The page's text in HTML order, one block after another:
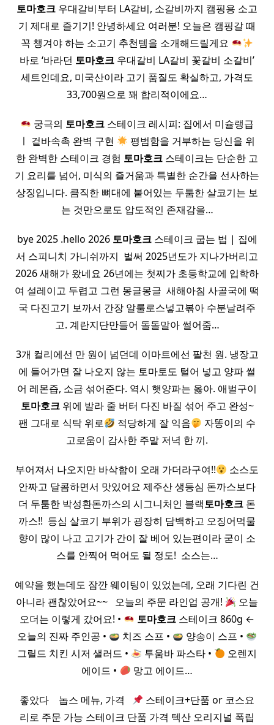
토마호크 우대갈비부터 LA갈비, 소갈비까지 캠핑용 소고
기 제대로 즐기기! 안녕하세요 여러분! 오늘은 캠핑갈 때
꼭 챙겨야 하는 소고기 추천템을 소개해드릴게요
바로 ‘바라던 토마호크 우대갈비 LA갈비 꽃갈비 소갈비’
세트인데요, 미국산이라 고기 품질도 확실하고, 가격도
33,700원으로 꽤 합리적이에요…
궁극의 토마호크 스테이크 레시피: 집에서 미슐랭급
ㅣ 겉바속촉 완벽 구현
평범함을 거부하는 당신을 위
한 완벽한 스테이크 경험 토마호크 스테이크는 단순한 고
기 요리를 넘어, 미식의 즐거움과 특별한 순간을 선사하는
상징입니다. 큼직한 뼈대에 붙어있는 두툼한 살코기는 보
는 것만으로도 압도적인 존재감을…
bye 2025 .hello 2026 토마호크스테이크 굽는 법 | 집에
서 스피니치 가니쉬까지 ​ 벌써 2025년도가 지나가버리고
2026 새해가 왔네요 26년에는 첫찌가 초등학교에 입학하
여 설레이고 두렵고 그런 몽글몽글 ​ 새해아침 사골국에 떡
국 다진고기 보까서 간장 알룰로스넣고볶아 수분날려주
고. 계란지단만들어 돌돌말아 썰어줌…
3개 컬리에선 만 원이 넘던데 이마트에선 팔천 원. 냉장고
에 들어가면 잘 나오지 않는 토마토도 털어 넣고 양파 썰
어 레몬즙, 소금 섞어준다. 역시 햇양파는 옳아. 애벌구이
토마호크위에 발라 줄 버터 다진 바질 섞어 주고 완성~
팬 그대로 식탁 위로
적당하게 잘 익음
자똥이의 수
고로움이 감사한 주말 저녁 한 끼.
부어져서 나오지만 바삭함이 오래 가더라구여!!
소스도
안짜고 달콤하면서 맛있어요 제주산 생등심 돈까스보다
더 두툼한 박성환돈까스의 시그니처인 블랙토마호크 돈
까스!! ​ 등심 살코기 부위가 굉장히 담백하고 오징어먹물
향이 많이 나고 고기가 간이 잘 베어 있는편이라 굳이 소
스를 안찍어 먹어도 될 정도! ​ 소스는…
예약을 했는데도 잠깐 웨이팅이 있었는데, 오래 기다린 건
아니라 괜찮았어요~~ ​ ​ 오늘의 주문 라인업 공개!
오늘
오더는 이렇게 갔어요! •
토마호크 스테이크 860g ←
오늘의 진짜 주인공 •
치즈 스프 •
양송이 스프 •
그릴드 치킨 시저 샐러드 •
투움바 파스타 •
오렌지
에이드 •
망고 에이드…
좋았다 ​ ​ ​ 놉스 메뉴, 가격 ​ ​
스테이크+단품 or 코스요
리로 주문 가능 스테이크 단품 가격 텍산 오리지널 폭립